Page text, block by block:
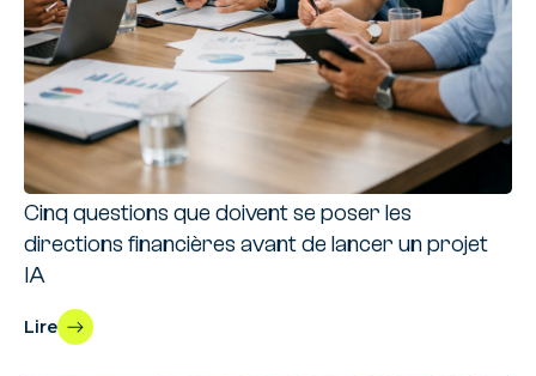
Cinq questions que doivent se poser les
directions financières avant de lancer un projet
IA
Lire